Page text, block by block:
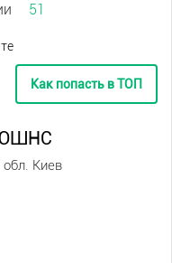
51
Как попасть в ТОП
Киев